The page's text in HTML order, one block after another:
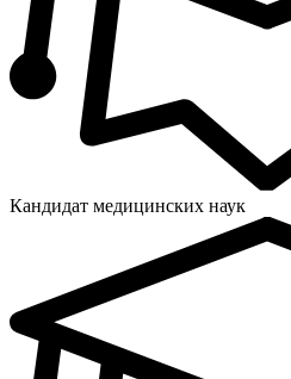
Кандидат медицинских наук